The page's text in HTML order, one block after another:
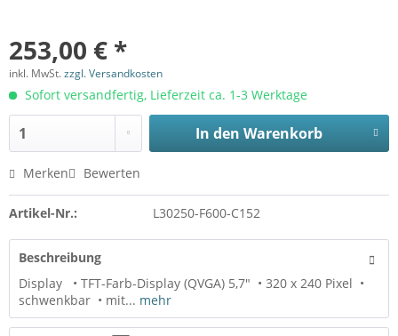
253,00 € *
inkl. MwSt.zzgl. Versandkosten
Sofort versandfertig, Lieferzeit ca. 1-3 Werktage
In den Warenkorb
Merken Bewerten
Artikel-Nr.: L30250-F600-C152
Beschreibung
Display • TFT-Farb-Display (QVGA) 5,7" • 320 x 240 Pixel •
schwenkbar • mit... mehr